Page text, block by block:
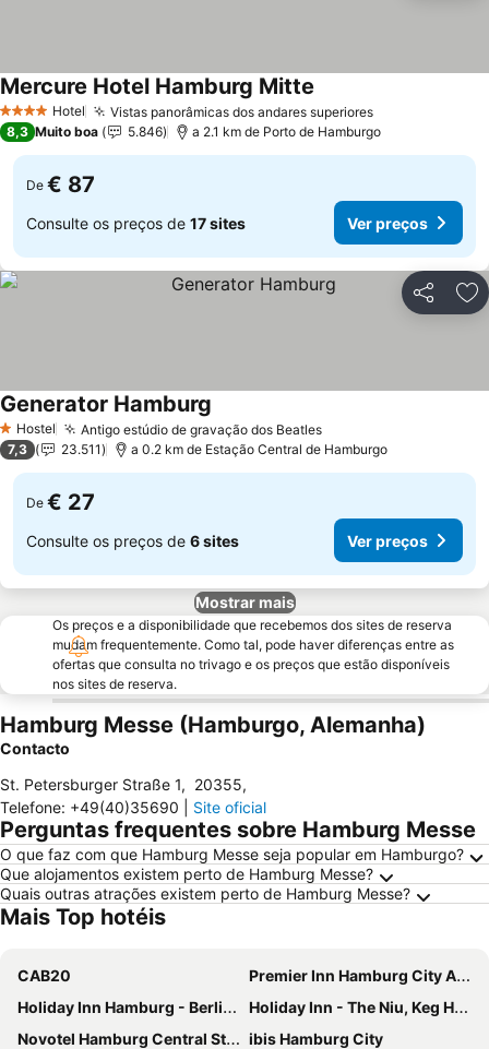
4 EstrelasHotel Vistas panorâmicas dos andares superioresVer preços
Mercure Hotel Hamburg Mitte
8,3 Muito boa 5.846 a 2.1 km de Porto de Hamburgo
De € 87
Consulte os preços de 17 sites Ver preços
Partilhar
1 Estrelas
Hostel Antigo estúdio de gravação dos BeatlesVer preços
Generator Hamburg
7,3 23.511 a 0.2 km de Estação Central de Hamburgo
De € 27
Consulte os preços de 6 sites Ver preços
Mostrar mais
Os preços e a disponibilidade que recebemos dos sites de reserva
mudam frequentemente. Como tal, pode haver diferenças entre as
ofertas que consulta no trivago e os preços que estão disponíveis
nos sites de reserva.
Hamburg Messe (Hamburgo, Alemanha)
Contacto
St. Petersburger Straße 1, 20355,
Telefone: +49(40)35690 Site oficial
Perguntas frequentes sobre Hamburg Messe
O que faz com que Hamburg Messe seja popular em Hamburgo?
Que alojamentos existem perto de Hamburg Messe?
Quais outras atrações existem perto de Hamburg Messe?
Mais Top hotéis
CAB20
Premier Inn Hamburg City Alster
Holiday Inn Hamburg - Berliner Tor By Ihg
Holiday Inn - The Niu, Keg Hamburg Ost By Ihg
Novotel Hamburg Central Station
ibis Hamburg City